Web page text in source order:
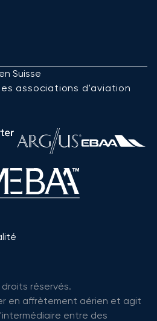
Suisse
associations d'aviation
réservés.
en affrètement aérien et agit
entre des